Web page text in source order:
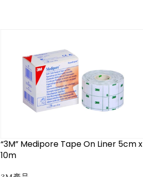
“3M” Medipore Tape On Liner 5cm x
10m